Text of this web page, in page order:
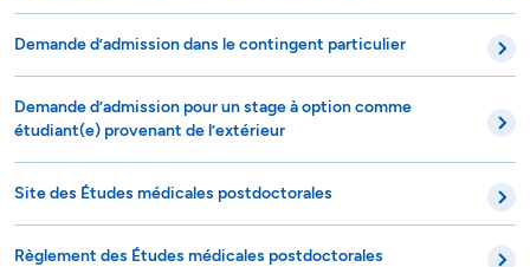
Demande d’admission dans le contingent particulier
Demande d’admission pour un stage à option comme
étudiant(e) provenant de l’extérieur
Site des Études médicales postdoctorales
Règlement des Études médicales postdoctorales